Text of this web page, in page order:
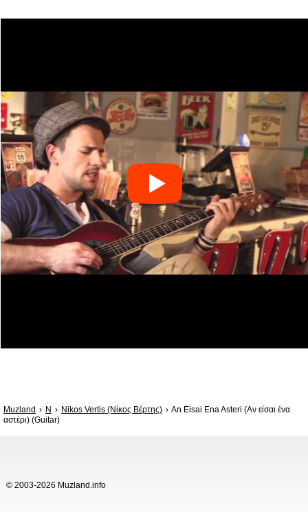
Muzland N Nikos Vertis (Νίκος Βέρτης)
An Eisai Ena Asteri (Αν είσαι ένα
αστέρι) (Guitar)
© 2003-2026 Muzland.info